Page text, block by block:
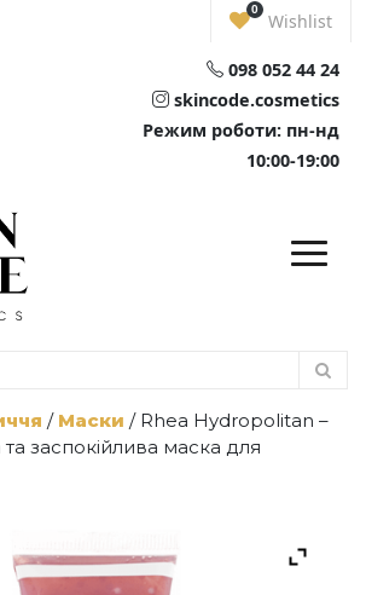
0
Wishlist
098 052 44 24
skincode.cosmetics
Режим роботи: пн-нд
10:00-19:00
/ Маски / Rhea Hydropolitan –
заспокійлива маска для